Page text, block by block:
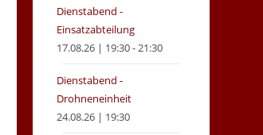
Dienstabend -
Einsatzabteilung
17.08.26 | 19:30 - 21:30
Dienstabend -
Drohneneinheit
24.08.26 | 19:30